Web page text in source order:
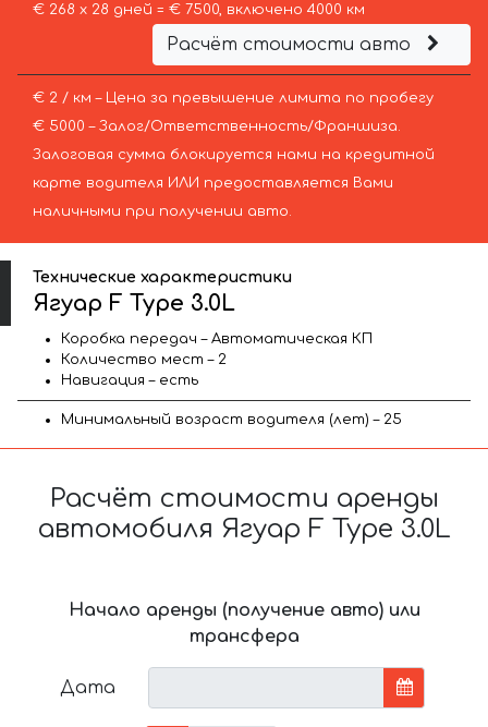
€ 268 х 28 дней = € 7500, включено 4000 км
Расчёт стоимости авто
€ 2 / км – Цена за превышение лимита по пробегу
€ 5000 – Залог/Ответственность/Франшиза.
Залоговая сумма блокируется нами на кредитной
карте водителя ИЛИ предоставляется Вами
наличными при получении авто.
Технические характеристики
Ягуар F Type 3.0L
Коробка передач – Автоматическая КП
Количество мест – 2
Навигация – есть
Минимальный возраст водителя (лет) – 25
Расчёт стоимости аренды
автомобиля Ягуар F Type 3.0L
Начало аренды (получение авто) или
трансфера
Дата